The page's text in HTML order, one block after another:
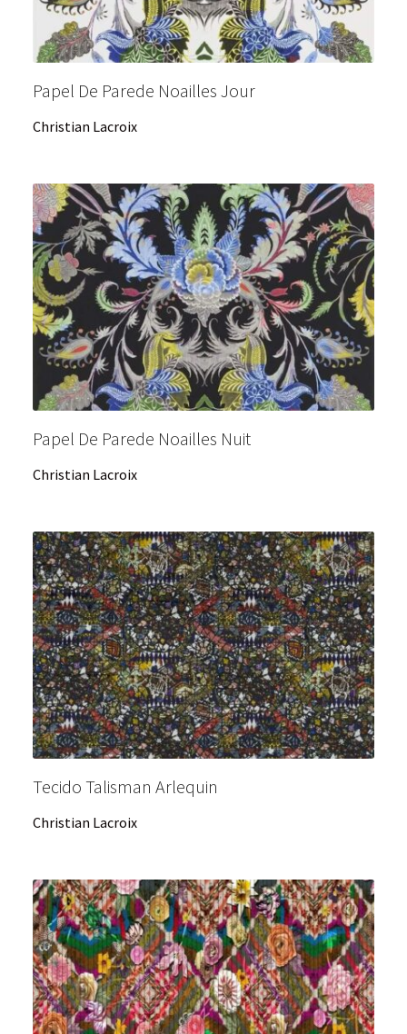
Papel De Parede Noailles Jour
Christian Lacroix
Papel De Parede Noailles Nuit
Christian Lacroix
Tecido Talisman Arlequin
Christian Lacroix